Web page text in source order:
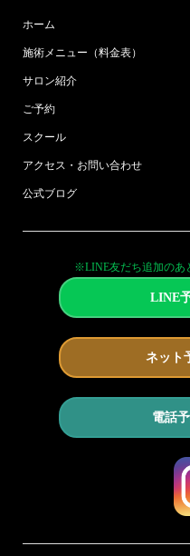
ホーム
施術メニュー（料金表）
サロン紹介
ご予約
スクール
アクセス・お問い合わせ
公式ブログ
※LINE友だち追加のあ
LINE
ネット
電話